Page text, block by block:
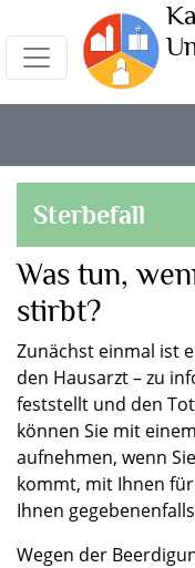
Sterbefall
Was tun,
stirbt?
Zunächst einmal ist
den Hausarzt – zu
feststellt und den
können Sie mit
aufnehmen, wenn
kommt, mit Ihnen
Ihnen
Wegen der